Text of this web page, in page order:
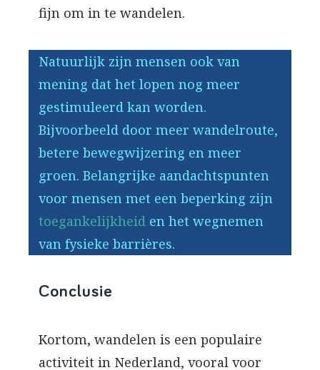
fijn om in te wandelen.
Natuurlijk zijn mensen ook van
mening dat het lopen nog meer
gestimuleerd kan worden.
Bijvoorbeeld door meer wandelroute,
betere bewegwijzering en meer
groen. Belangrijke aandachtspunten
voor mensen met een beperking zijn
toegankelijkheid en het wegnemen
van fysieke barrières.
Conclusie
Kortom, wandelen is een populaire
activiteit in Nederland, vooral voor